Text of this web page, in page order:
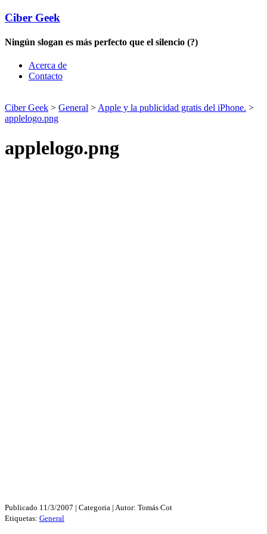
Ciber Geek
Ningún slogan es más perfecto que el silencio (?)
Acerca de
Contacto
Ciber Geek > General > Apple y la publicidad gratis del iPhone. >
applelogo.png
applelogo.png
Publicado 11/3/2007 | Categoria | Autor: Tomás Cot
Etiquetas: General